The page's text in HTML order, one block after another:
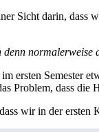
Sicht darin, dass
denn normalerweise
im ersten Semester
Problem, dass
wir in der